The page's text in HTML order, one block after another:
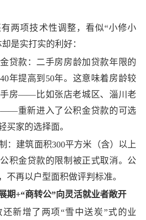
项技术性调整，看似“小修小
是实打实的利好：
款：二手房房龄加贷款年限的
年提高到50年。这意味着房龄较
房——比如张店老城区、淄川老
重新进入了公积金贷款的可选
买家的选择面。
建筑面积300平方米（含）以上
积金贷款的限制被正式取消。公
不再以户型面积做评判标准。
期+“商转公”向灵活就业者敞开
增了两项“雪中送炭”式的业